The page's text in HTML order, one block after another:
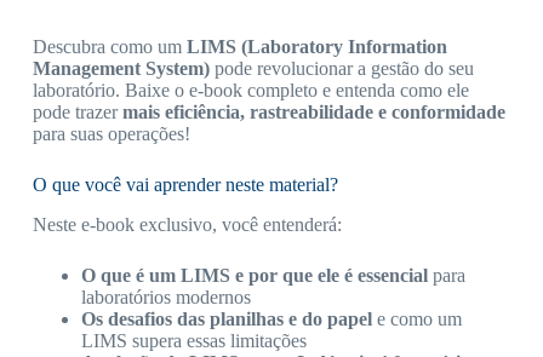
Descubra como um LIMS (Laboratory Information
Management System)pode revolucionar a gestão do seu
laboratório. Baixe o e-book completo e entenda como ele
pode trazermais eficiência, rastreabilidade e conformidade
para suas operações!
O que você vai aprender neste material?
Neste e-book exclusivo, você entenderá:
O que é um LIMS e por que ele é essencialpara
laboratórios modernos
Os desafios das planilhas e do papele como um
LIMS supera essas limitações